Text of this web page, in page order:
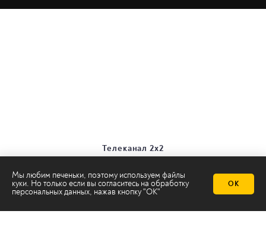
Мы любим печеньки, поэтому используем файлы
куки. Но только если вы согласитесь на обработку
персональных данных, нажав кнопку "ОК"
ОК
Телеканал 2х2
Все авторы
Все темы